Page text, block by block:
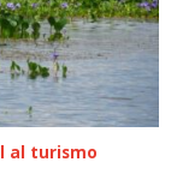
al turismo